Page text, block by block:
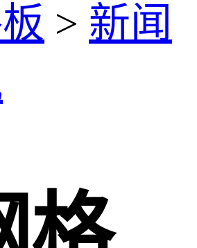
> 新闻